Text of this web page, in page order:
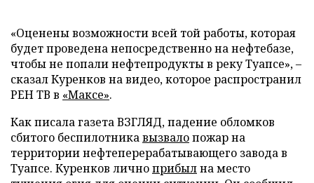
«Оценены возможности всей той работы, которая
будет проведена непосредственно на нефтебазе,
чтобы не попали нефтепродукты в реку Туапсе», –
сказал Куренков на видео, которое распространил
РЕН ТВ в «Максе».
Как писала газета ВЗГЛЯД, падение обломков
сбитого беспилотникавызвалопожар на
территории нефтеперерабатывающего завода в
Туапсе. Куренков личноприбылна место